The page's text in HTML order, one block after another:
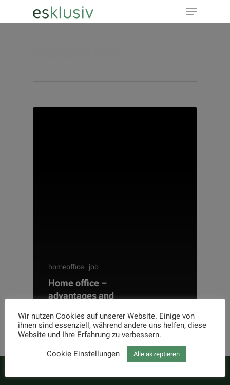
homeoffice job
Home office –
advantages and
Team
Internal Career
Current Jobs
Contact
IT solutions
Blog
Wir nutzen Cookies auf unserer Website. Einige von
ihnen sind essenziell, während andere uns helfen, diese
Website und Ihre Erfahrung zu verbessern.
Cookie Einstellungen Alle akzeptieren